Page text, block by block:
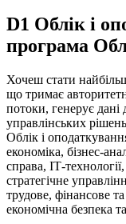
D1 Облік і
програма
Хочеш стати
що тримає
потоки, генерує дані
управлінських
Облік і
економіка, бізнес-
справа, ІТ-
стратегічне
трудове, фінансове
економічна безпека